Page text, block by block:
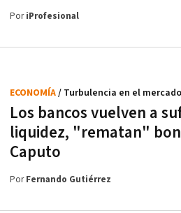
PoriProfesional
Los bancos vuelven a
liquidez, "rematan"
Caputo
ECONOMÍA/ Turbulencia en el mercado
PorFernando Gutiérrez